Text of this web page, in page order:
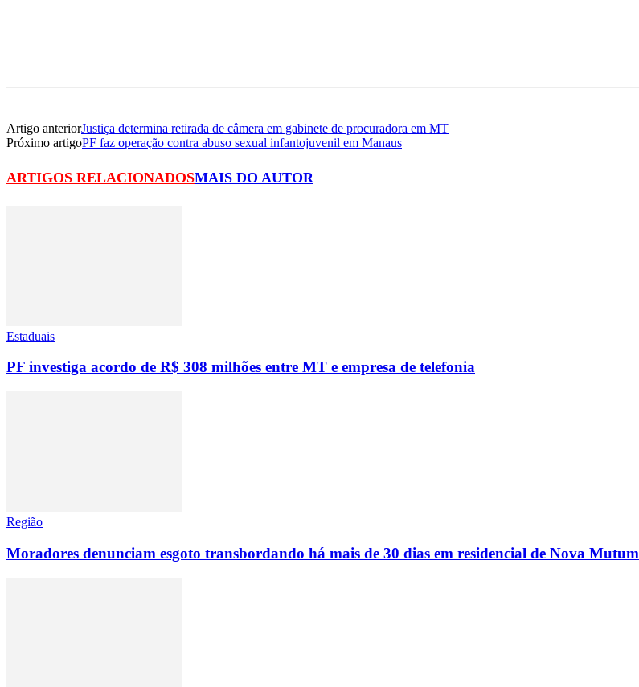
Artigo anteriorJustiça determina retirada de câmera em gabinete de procuradora em MT
Próximo artigoPF faz operação contra abuso sexual infantojuvenil em Manaus
ARTIGOS RELACIONADOSMAIS DO AUTOR
Estaduais
PF investiga acordo de R$ 308 milhões entre MT e empresa de telefonia
Região
Moradores denunciam esgoto transbordando há mais de 30 dias em residencial de Nova Mutum